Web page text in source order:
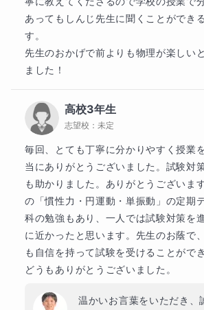
あってもしんじ先生に聞くことができ
す。
先生のおかげで前よりも物理が楽しい
ました！
高校3年生
志望校： 未定
毎回、とても丁寧に分かりやすく授業
当にありがとうございました。試験対
も助かりました。ありがとうございま
の「慣性力・円運動・単振動」の定期
科の勉強もあり、一人では試験対策を
に近かったと思います。先生のお蔭で
も自信を持って試験を受けることがで
どうもありがとうございました。
温かいお言葉をいただき、